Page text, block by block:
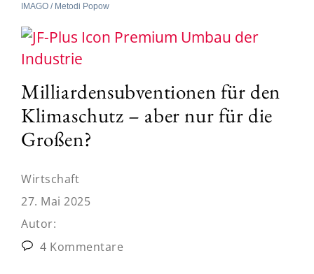
IMAGO / Metodi Popow
Umbau der
Industrie
Milliardensubventionen für den
Klimaschutz – aber nur für die
Großen?
Wirtschaft
27. Mai 2025
Autor:
4 Kommentare